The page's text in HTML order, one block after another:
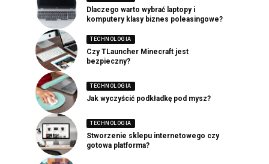
Dlaczego warto wybrać laptopy i
komputery klasy biznes poleasingowe?
TECHNOLOGIA
Czy TLauncher Minecraft jest
bezpieczny?
TECHNOLOGIA
Jak wyczyścić podkładkę pod mysz?
TECHNOLOGIA
Stworzenie sklepu internetowego czy
gotowa platforma?